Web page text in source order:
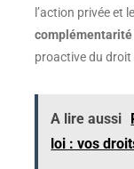
l’action privée et
complémentarité
proactive du droit
A lire aussi
loi : vos